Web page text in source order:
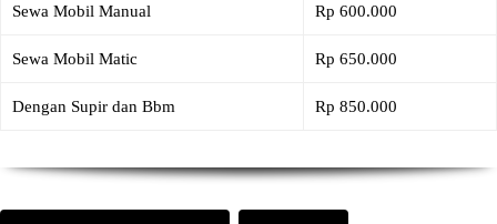
Sewa Mobil Manual Rp 600.000
Sewa Mobil Matic Rp 650.000
Dengan Supir dan Bbm Rp 850.000